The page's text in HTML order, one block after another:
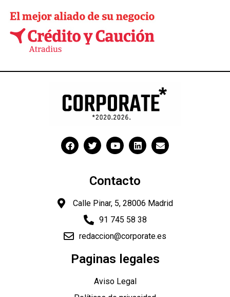
Contacto
Calle Pinar, 5, 28006 Madrid
91 745 58 38
redaccion@corporate.es
Paginas legales
Aviso Legal